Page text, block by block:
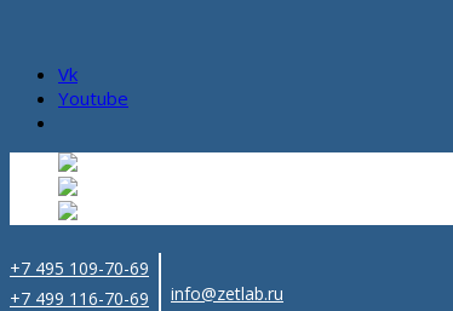
Vk
Youtube
+7 495 109-70-69
+7 499 116-70-69
info@zetlab.ru